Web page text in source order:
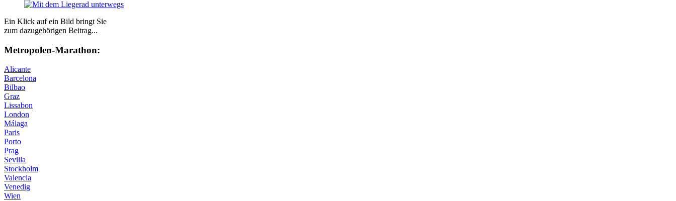
Ein Klick auf ein Bild bringt Sie
zum dazugehörigen Beitrag...
Me­tro­po­len-Ma­ra­thon:
Alicante
Barcelona
Bilbao
Graz
Lissabon
London
Málaga
Paris
Porto
Prag
Sevilla
Stockholm
Valencia
Venedig
Wien